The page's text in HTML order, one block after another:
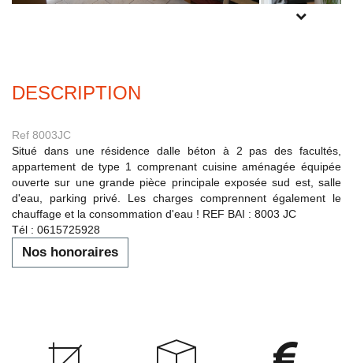
POUR PLUS
DESCRIPTION
Ref 8003JC
Situé dans une résidence dalle béton à 2 pas des facultés,
appartement de type 1 comprenant cuisine aménagée équipée
ouverte sur une grande pièce principale exposée sud est, salle
d'eau, parking privé. Les charges comprennent également le
chauffage et la consommation d'eau ! REF BAI : 8003 JC
Tél : 0615725928
Nos honoraires